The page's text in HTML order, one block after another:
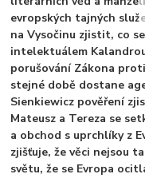
evropských tajných
na Vysočinu zjistit, co
intelektuálem
porušování Zákona
stejné době dostane
Sienkiewicz pověření
Mateusz a Tereza se
a obchod s uprchlíky z
zjišťuje, že věci nejsou
světu, že se Evropa